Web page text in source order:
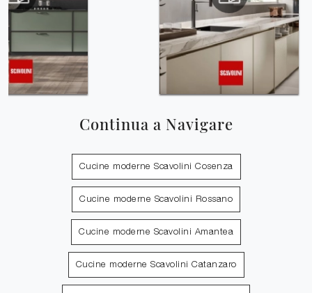
Continua a Navigare
Cucine moderne Scavolini Cosenza
Cucine moderne Scavolini Rossano
Cucine moderne Scavolini Amantea
Cucine moderne Scavolini Catanzaro